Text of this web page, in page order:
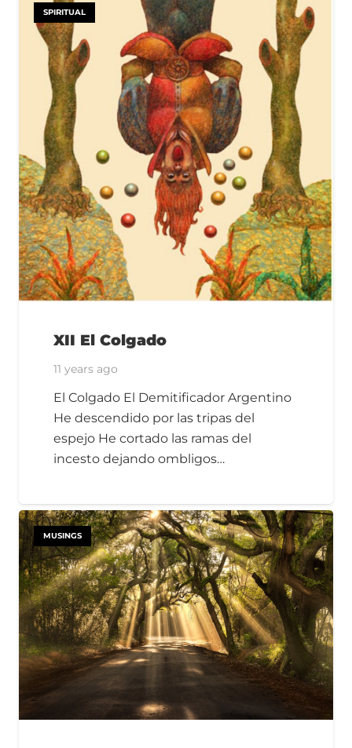
SPIRITUAL
XII El Colgado
11 years ago
El Colgado El Demitificador Argentino
He descendido por las tripas del
espejo He cortado las ramas del
incesto dejando ombligos…
MUSINGS